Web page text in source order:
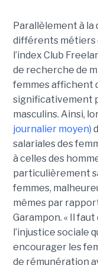
Parallèlement à la
différents métiers
l’index Club
de recherche de
femmes affichent
significativement
masculins. Ainsi,
journalier moyen)
salariales des
à celles des
particulièrement
femmes,
mêmes par
Garampon. « Il
l’injustice sociale
encourager les
de rémunération